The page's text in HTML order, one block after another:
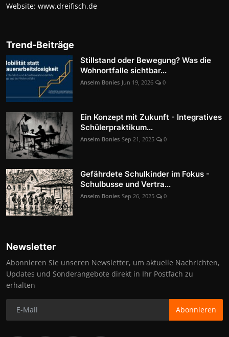
Website: www.dreifisch.de
Trend-Beiträge
Stillstand oder Bewegung? Was die
Wohnortfalle sichtbar...
Anselm Bonies Jun 19, 2026 0
Ein Konzept mit Zukunft - Integratives
Schülerpraktikum...
Anselm Bonies Sep 21, 2025 0
Gefährdete Schulkinder im Fokus -
Schulbusse und Vertra...
Anselm Bonies Sep 26, 2025 0
Newsletter
Abonnieren Sie unseren Newsletter, um aktuelle Nachrichten,
Updates und Sonderangebote direkt in Ihr Postfach zu
erhalten
Abonnieren